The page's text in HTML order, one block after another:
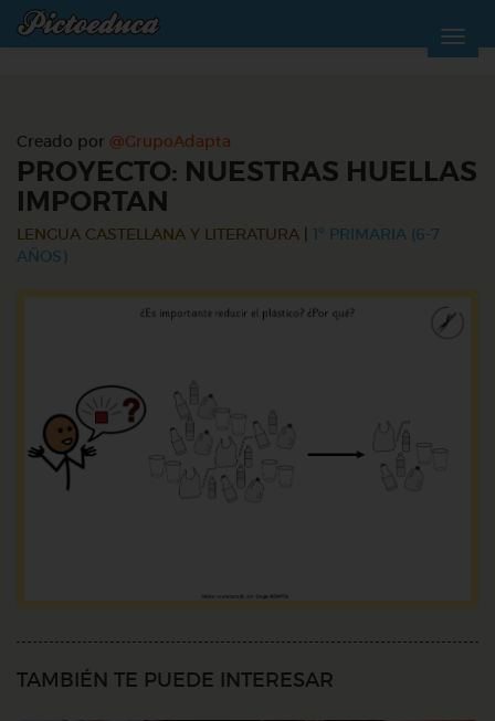
Creado por @GrupoAdapta
PROYECTO: NUESTRAS HUELLAS
IMPORTAN
LENGUA CASTELLANA Y LITERATURA
1º PRIMARIA (6-7
AÑOS)
TAMBIÉN TE PUEDE INTERESAR